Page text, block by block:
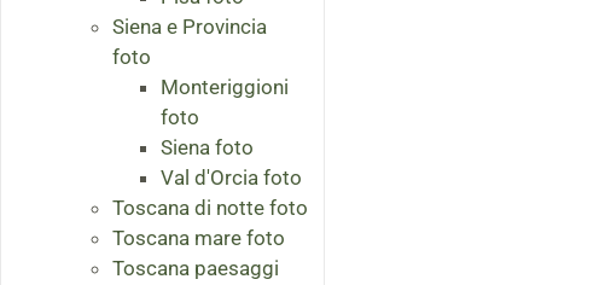
Siena e Provincia
foto
Monteriggioni
foto
Siena foto
Val d'Orcia foto
Toscana di notte foto
Toscana mare foto
Toscana paesaggi